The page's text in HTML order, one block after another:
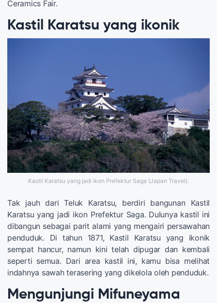
Ceramics Fair.
Kastil Karatsu yang ikonik
Kastil Karatsu yang jadi ikon Prefektur Saga (Japan Travel).
Tak jauh dari Teluk Karatsu, berdiri bangunan Kastil
Karatsu yang jadi ikon Prefektur Saga. Dulunya kastil ini
dibangun sebagai parit alami yang mengairi persawahan
penduduk. Di tahun 1871, Kastil Karatsu yang ikonik
sempat hancur, namun kini telah dipugar dan kembali
seperti semua. Dari area kastil ini, kamu bisa melihat
indahnya sawah terasering yang dikelola oleh penduduk.
Mengunjungi Mifuneyama